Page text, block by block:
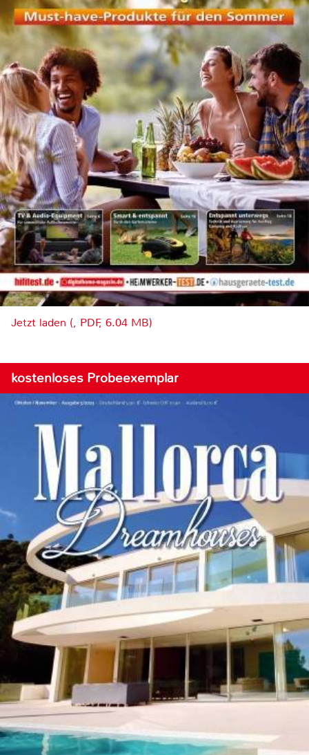
Jetzt laden (, PDF, 6.04 MB)
kostenloses Probeexemplar